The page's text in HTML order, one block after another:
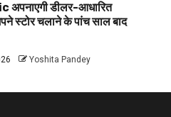
डीलर-आधारित
स्टोर चलाने के पांच साल बाद
Yoshita Pandey